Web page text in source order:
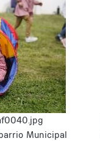
Municipal